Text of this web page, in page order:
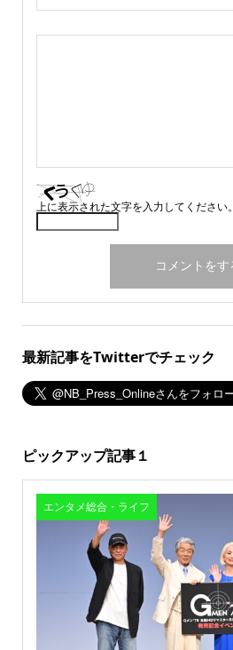
上に表示された文字を入力してください。
最新記事をTwitterでチェック
ピックアップ記事１
エンタメ総合・ライフ